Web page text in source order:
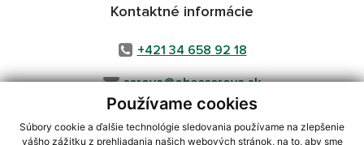
Používame cookies
Súbory cookie a ďalšie technológie sledovania používame na zlepšenie
vášho zážitku z prehliadania našich webových stránok, na to, aby sme
Kontaktné informácie
+421 34 658 92 18
cerova@obeccerova.sk